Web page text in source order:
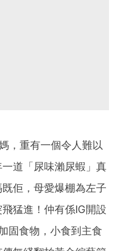
，重有一個令人難以
道「尿味瀨尿蝦」真
佢，母愛爆棚為左子
猛進！仲有係IG開設
固食物，小食到主食